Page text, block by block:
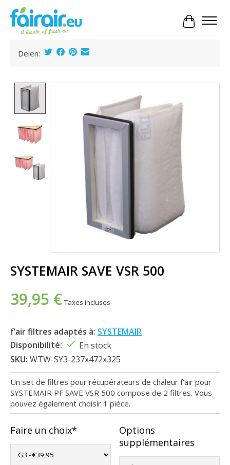
Panier
Delen:
SYSTEMAIR SAVE VSR 500
39,95 € Taxes incluses
f’air filtres adaptés à: SYSTEMAIR
Disponibilité:
En stock
SKU: WTW-SY3-237x472x325
Un set de filtres pour récupérateurs de chaleur f’air pour
SYSTEMAIR PF SAVE VSR 500 compose de 2 filtres. Vous
pouvez également choisir 1 pièce.
Faire un choix*
Options
supplémentaires